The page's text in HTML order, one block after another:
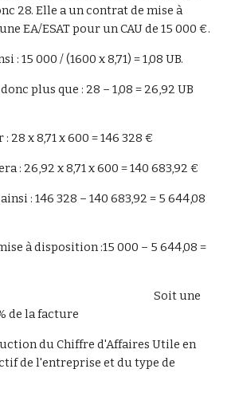
28. Elle a un contrat de mise à
EA/ESAT pour un CAU de 15 000 €.
: 15 000 / (1600 x 8,71) = 1,08 UB.
plus que : 28 – 1,08 = 26,92 UB
28 x 8,71 x 600 = 146 328 €
: 26,92 x 8,71 x 600 = 140 683,92 €
: 146 328 – 140 683,92 = 5 644,08
à disposition :15 000 – 5 644,08 =
Soit une
de la facture
du Chiffre d'Affaires Utile en
de l'entreprise et du type de